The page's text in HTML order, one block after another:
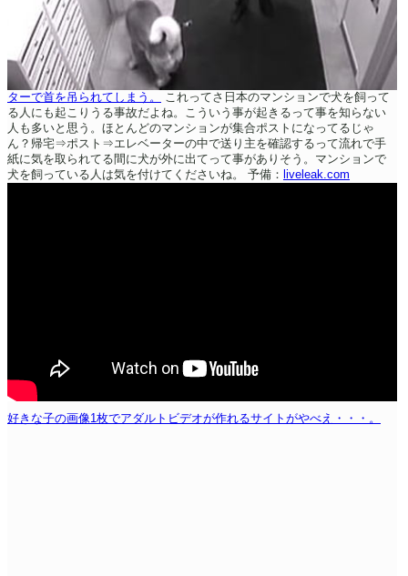
ターで首を吊られてしまう。
これってさ日本のマンションで犬を飼って
る人にも起こりうる事故だよね。こういう事が起きるって事を知らない
人も多いと思う。ほとんどのマンションが集合ポストになってるじゃ
ん？帰宅⇒ポスト⇒エレベーターの中で送り主を確認するって流れで手
紙に気を取られてる間に犬が外に出てって事がありそう。マンションで
犬を飼っている人は気を付けてくださいね。
予備： liveleak.com
好きな子の画像1枚でアダルトビデオが作れるサイトがやべえ・・・。